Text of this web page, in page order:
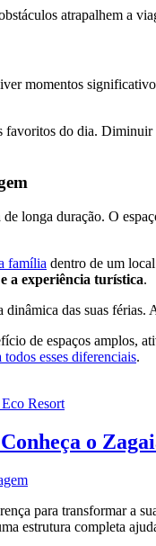
atrapalhem a
momentos
do dia.
longa duração. O
família dentro de um
a experiência turística.
dinâmica das suas
de espaços amplos,
esses diferenciais.
o
para transformar a
estrutura completa